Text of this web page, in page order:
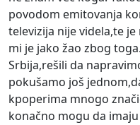
povodom emitovanja
televizija nije videla,te
mi je jako žao zbog
Srbija,rešili da
pokušamo još
kpoperima mnogo
konačno mogu da